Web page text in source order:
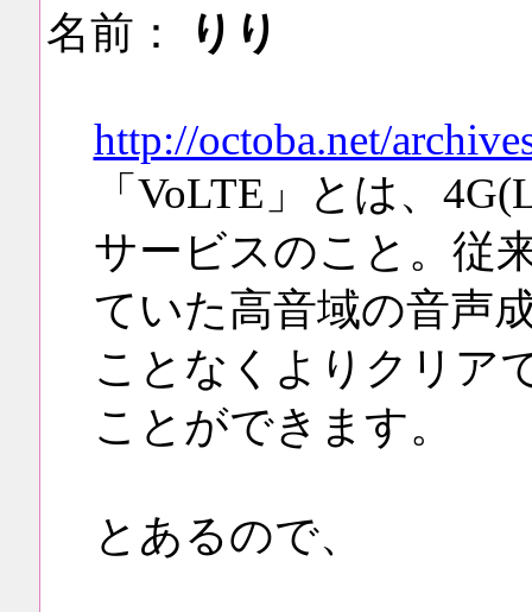
名前：
りり
http://octoba.net/
「VoLTE」とは、
サービスのこと。従
ていた高音域の音声
ことなくよりクリア
ことができます。
とあるので、